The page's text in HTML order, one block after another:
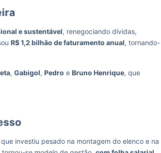
e sustentável, renegociando dívidas,
R$ 1,2 bilhão de faturamento anual, tornando-
, Gabigol, Pedro e Bruno Henrique, que
que investiu pesado na montagem do elenco e na